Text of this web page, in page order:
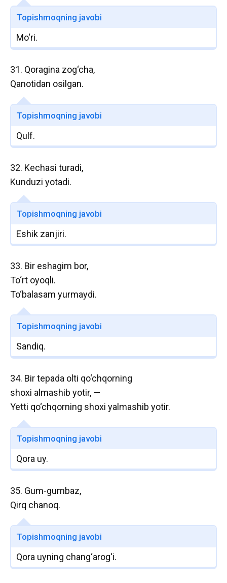
Topishmoqning javobi
Mo‘ri.
31. Qoragina zog‘cha,
Qanotidan osilgan.
Topishmoqning javobi
Qulf.
32. Kechasi turadi,
Kunduzi yotadi.
Topishmoqning javobi
Eshik zanjiri.
33. Bir eshagim bor,
To‘rt oyoqli.
To‘balasam yurmaydi.
Topishmoqning javobi
Sandiq.
34. Bir tepada olti qo‘chqorning
shoxi almashib yotir, —
Yetti qo‘chqorning shoxi yalmashib yotir.
Topishmoqning javobi
Qora uy.
35. Gum-gumbaz,
Qirq chanoq.
Topishmoqning javobi
Qora uyning chang‘arog‘i.